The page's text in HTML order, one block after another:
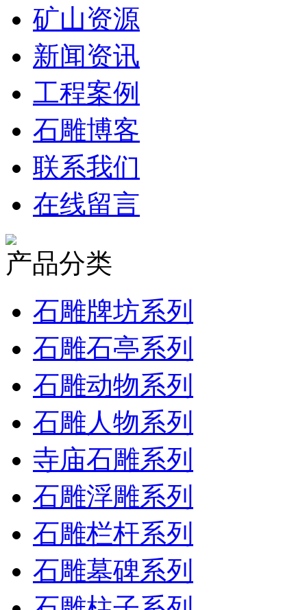
矿山资源
新闻资讯
工程案例
石雕博客
联系我们
在线留言
产品分类
石雕牌坊系列
石雕石亭系列
石雕动物系列
石雕人物系列
寺庙石雕系列
石雕浮雕系列
石雕栏杆系列
石雕墓碑系列